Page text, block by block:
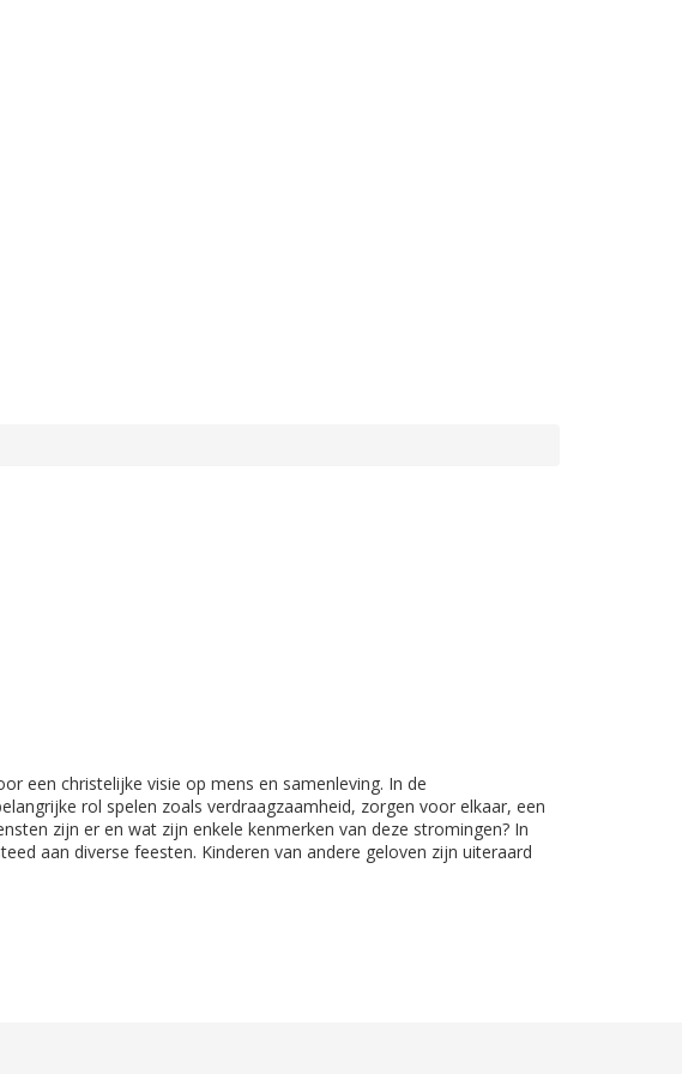
een christelijke visie op mens en samenleving. In de
rol spelen zoals verdraagzaamheid, zorgen voor elkaar, een
zijn er en wat zijn enkele kenmerken van deze stromingen? In
aan diverse feesten. Kinderen van andere geloven zijn uiteraard